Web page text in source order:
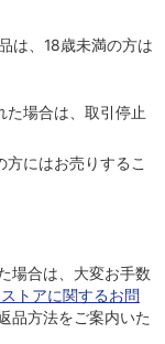
は、18歳未満の方は
場合は、取引停止
にはお売りするこ
場合は、大変お手数
ストアに関するお問
品方法をご案内いた